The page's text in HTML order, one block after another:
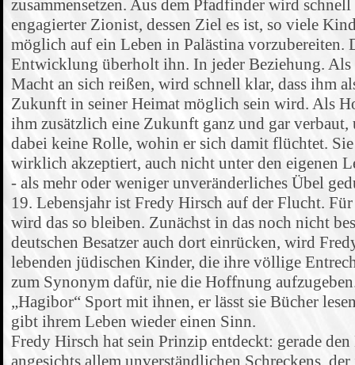
zusammensetzen. Aus dem Pfadfinder wird
engagierter Zionist, dessen Ziel es ist, so viele
möglich auf ein Leben in Palästina vorzubereiten.
Entwicklung überholt ihn. In jeder Beziehung. Als
Macht an sich reißen, wird schnell klar, dass ihm
Zukunft in seiner Heimat möglich sein wird. Als
ihm zusätzlich eine Zukunft ganz und gar
dabei keine Rolle, wohin er sich damit flüchtet.
wirklich akzeptiert, auch nicht unter den eigenen
- als mehr oder weniger unveränderliches Übel
19. Lebensjahr ist Fredy Hirsch auf der Flucht. Für
wird das so bleiben. Zunächst in das noch nicht
deutschen Besatzer auch dort einrücken, wird
lebenden jüdischen Kinder, die ihre völlige
zum Synonym dafür, nie die Hoffnung
„Hagibor“ Sport mit ihnen, er lässt sie Bücher
gibt ihrem Leben wieder einen Sinn.
Fredy Hirsch hat sein Prinzip entdeckt: gerade
angesichts allem unverständlichen Schreckens,